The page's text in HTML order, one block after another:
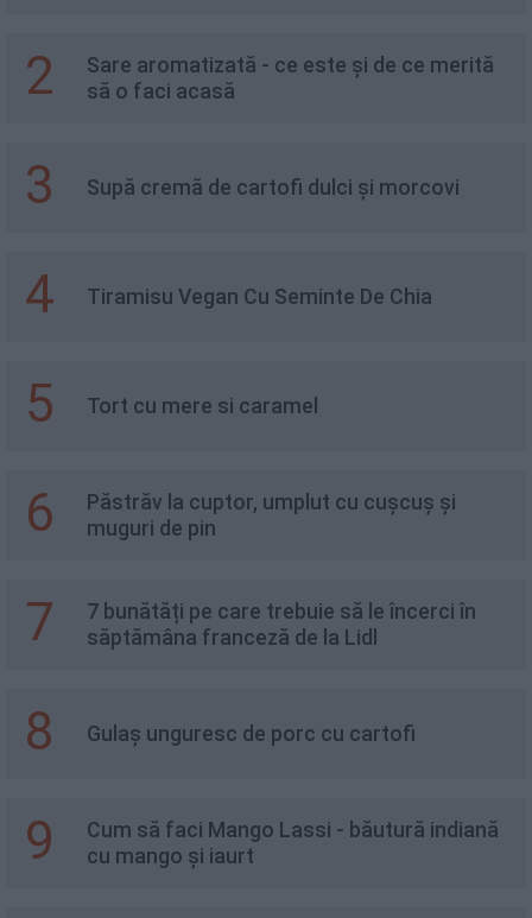
2
Sare aromatizată - ce este și de ce merită
să o faci acasă
3 Supă cremă de cartofi dulci și morcovi
4 Tiramisu Vegan Cu Seminte De Chia
5 Tort cu mere si caramel
6
Păstrăv la cuptor, umplut cu cușcuș și
muguri de pin
7
7 bunătăți pe care trebuie să le încerci în
săptămâna franceză de la Lidl
8 Gulaș unguresc de porc cu cartofi
9
Cum să faci Mango Lassi - băutură indiană
cu mango și iaurt